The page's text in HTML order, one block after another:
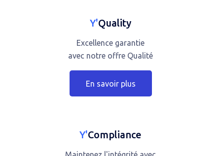
Y'Quality
Excellence garantie
avec notre offre Qualité
En savoir plus
Y'Compliance